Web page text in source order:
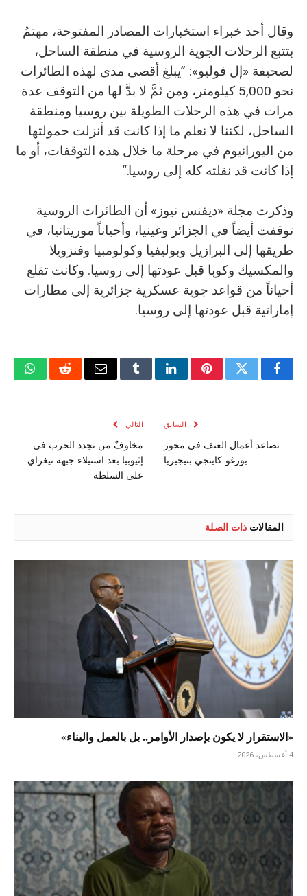
وقال أحد خبراء استخبارات المصادر المفتوحة، مهتمٌ
بتتبع الرحلات الجوية الروسية في منطقة الساحل،
لصحيفة «إل فوليو»: ”يبلغ أقصى مدى لهذه الطائرات
نحو 5,000 كيلومتر، ومن ثمَّ لا بدَّ لها من التوقف عدة
مرات في هذه الرحلات الطويلة بين روسيا ومنطقة
الساحل، لكننا لا نعلم ما إذا كانت قد أنزلت حمولتها
من اليورانيوم في مرحلة ما خلال هذه التوقفات، أو ما
إذا كانت قد نقلته كله إلى روسيا.“
وذكرت مجلة «ديفنس نيوز» أن الطائرات الروسية
توقفت أيضاً في الجزائر وغينيا، وأحياناً موريتانيا، في
طريقها إلى البرازيل وبوليفيا وكولومبيا وفنزويلا
والمكسيك وكوبا قبل عودتها إلى روسيا. وكانت تقلع
أحياناً من قواعد جوية عسكرية جزائرية إلى مطارات
إماراتية قبل عودتها إلى روسيا.
فيسبوكتويتر بينتيريستلينكدإنTumblrالبريد
رديت
السابق
تصاعد أعمال العنف في محور
بورغو-كاينجي بنيجيريا
التالي
مخاوفٌ من تجدد الحرب في
إثيوبيا بعد استيلاء جبهة تيغراي
على السلطة
المقالات ذات الصلة
«الاستقرار لا يكون بإصدار الأوامر.. بل بالعمل والبناء»
4 أغسطس، 2026